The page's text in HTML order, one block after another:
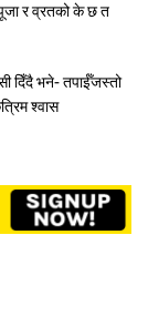
र व्रतको के छ त
दिँदै भने- तपाईँजस्तो
श्वास